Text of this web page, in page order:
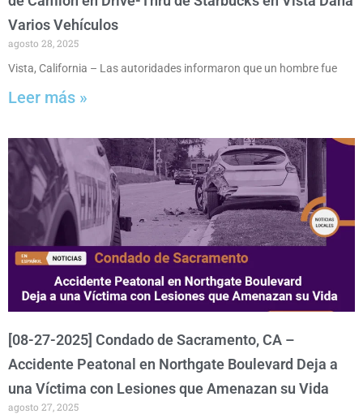
Varios Vehículos
agosto 28, 2025
Vista, California – Las autoridades informaron que un hombre fue
Leer más »
[08-27-2025] Condado de Sacramento, CA –
Accidente Peatonal en Northgate Boulevard Deja a
una Víctima con Lesiones que Amenazan su Vida
agosto 27, 2025